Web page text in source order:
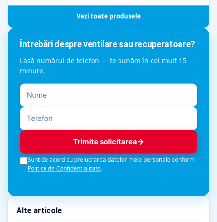
Vezi toate produsele
Întrebări despre ventilare sau recuperatoare?
Lasă numărul de telefon — te sunăm în cel mult 15
minute.
Trimite solicitarea
Sunt de acord cu prelucrarea datelor mele personale conform
Politicii de Confidențialitate.
Alte articole